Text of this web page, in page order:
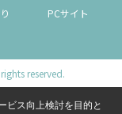
PCサイト
reserved.
ビス向上検討を目的と